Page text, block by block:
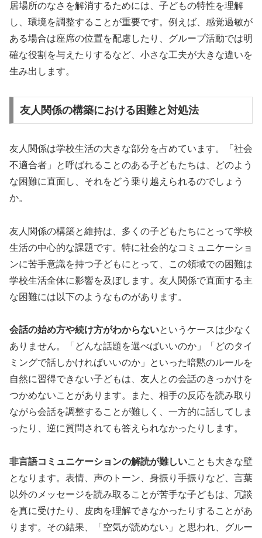
居場所のなさを解消するためには、子どもの特性を理解
し、環境を調整することが重要です。例えば、感覚過敏が
ある場合は座席の位置を配慮したり、グループ活動では明
確な役割を与えたりするなど、小さな工夫が大きな違いを
生み出します。
友人関係の構築における困難と対処法
友人関係は学校生活の大きな部分を占めています。「社会
不適合者」と呼ばれることのある子どもたちは、どのよう
な困難に直面し、それをどう乗り越えられるのでしょう
か。
友人関係の構築と維持は、多くの子どもたちにとって学校
生活の中心的な課題です。特に社会的なコミュニケーショ
ンに苦手意識を持つ子どもにとって、この領域での困難は
学校生活全体に影響を及ぼします。友人関係で直面する主
な困難には以下のようなものがあります。
会話の始め方や続け方がわからないというケースは少なく
ありません。「どんな話題を選べばいいのか」「どのタイ
ミングで話しかければいいのか」といった暗黙のルールを
自然に習得できない子どもは、友人との会話のきっかけを
つかめないことがあります。また、相手の反応を読み取り
ながら会話を調整することが難しく、一方的に話してしま
ったり、逆に質問されても答えられなかったりします。
非言語コミュニケーションの解読が難しいことも大きな壁
となります。表情、声のトーン、身振り手振りなど、言葉
以外のメッセージを読み取ることが苦手な子どもは、冗談
を真に受けたり、皮肉を理解できなかったりすることがあ
ります。その結果、「空気が読めない」と思われ、グルー